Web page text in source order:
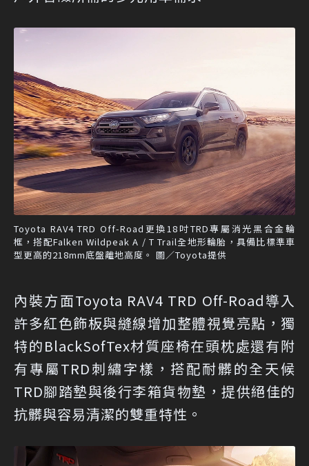
Toyota RAV4 TRD Off-Road更換18吋TRD專屬消光黑合金輪
框，搭配Falken Wildpeak A / T Trail全地形輪胎，具備比標準車
型更高的218mm底盤離地高度。 圖／Toyota提供
內裝方面Toyota RAV4 TRD Off-Road導入
許多紅色飾板與縫線增加整體視覺亮點，獨
特的BlackSofTex材質座椅在頭枕處還有附
有專屬TRD刺繡字樣，搭配耐髒的全天候
TRD腳踏墊與後行李箱貨物墊，提供絕佳的
抗髒與容易清潔的雙重特性。